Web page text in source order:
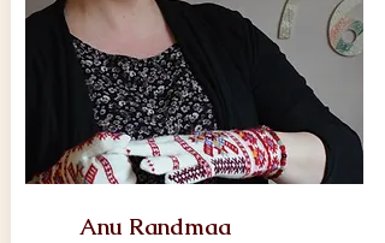
Anu Randmaa